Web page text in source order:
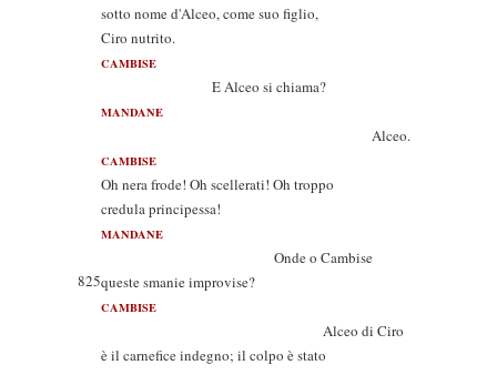
sotto nome d'Alceo, come suo figlio,
Ciro nutrito.
CAMBISE
E Alceo si chiama?
MANDANE
Alceo.
CAMBISE
Oh nera frode! Oh scellerati! Oh troppo
credula principessa!
MANDANE
Onde o Cambise
825queste smanie improvise?
CAMBISE
Alceo di Ciro
è il carnefice indegno; il colpo è stato